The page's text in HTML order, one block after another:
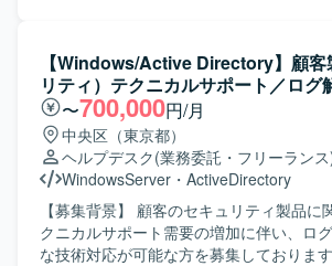
SEチームの一員として、マネジメントや
ることで、上流工程やリーダーシップの
ができます。 【開発環境】 Windows/Linuxサーバを中心と
したインフラ環境にて、VMware/Hyper-V
Active Directory/Azure ADなどの認証基盤
ァイルサーバなどの基盤システムを取り扱
おります。
数サーバの更改を横断的にリードするこ
しての経験値を高めつつ、監視サーバや
ワーク構成管理といった幅広い技術領域に
ます。 【開発環境】 Windows Server 2016/2025を中心と
したオンプレミス環境、および仮想基盤上
環境を想定しております。監視サーバや構
イアンスサーバなど、ネットワーク維持管
サーバ群を対象に構築・設定・検証を行
す。
し、運用安定化・業務効率化・自動化推
ただきます。 社内IT／情シス領域の運用
ただきます。 業務ツール・IT基盤（MS系
ド）の運用管理を担当していただきます
用・インシデント対応の統括を行ってい
設計、タスク・工数管理、改善推進を実施
す。 メンバー管理・育成、ベンダーコン
いただきます。 コスト管理および運用最
ただきます。 【求める人物像】 ITインフラ全般に横断的な
知識を持ち、主体的に運用改善や自動化
【Windows/Active Directory】顧客
リティ）テクニカルサポート／ログ
〜700,000円/月
中央区（東京都）
ヘルプデスク(業務委託・フリーラン
WindowsServer ・ ActiveDirectory
【募集背景】 顧客のセキュリティ製品に
クニカルサポート需要の増加に伴い、ロ
な技術対応が可能な方を募集しております。 【作業内